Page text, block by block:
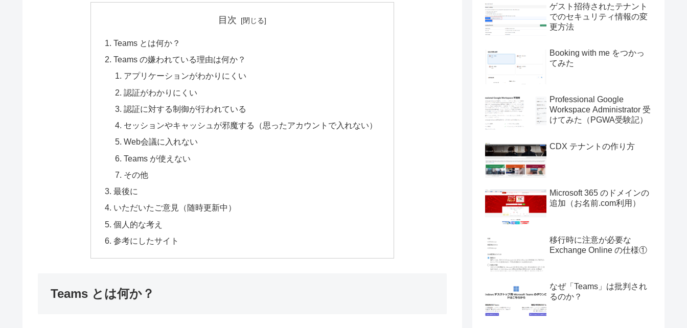
目次
Teams とは何か？
Teams の嫌われている理由は何か？
アプリケーションがわかりにくい
認証がわかりにくい
認証に対する制御が行われている
セッションやキャッシュが邪魔する（思ったアカウントで入れない）
Web会議に入れない
Teams が使えない
その他
最後に
いただいたご意見（随時更新中）
個人的な考え
参考にしたサイト
Teams とは何か？
ゲスト招待されたテナント
でのセキュリティ情報の変
更方法
Booking with me をつかっ
てみた
Professional Google
Workspace Administrator 受
けてみた（PGWA受験記）
CDX テナントの作り方
Microsoft 365 のドメインの
追加（お名前.com利用）
移行時に注意が必要な
Exchange Online の仕様①
なぜ「Teams」は批判され
るのか？